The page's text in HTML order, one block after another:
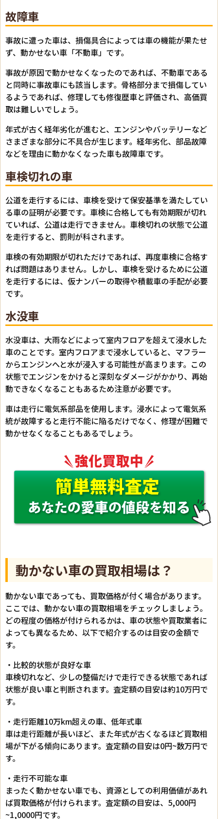
故障車
事故に遭った車は、損傷具合によっては車の機能が果たせ
ず、動かせない車「不動車」です。
事故が原因で動かせなくなったのであれば、不動車である
と同時に事故車にも該当します。骨格部分まで損傷してい
るようであれば、修理しても修復歴車と評価され、高価買
取は難しいでしょう。
年式が古く経年劣化が進むと、エンジンやバッテリーなど
さまざまな部分に不具合が生じます。経年劣化、部品故障
などを理由に動かなくなった車も故障車です。
車検切れの車
公道を走行するには、車検を受けて保安基準を満たしてい
る車の証明が必要です。車検に合格しても有効期限が切れ
ていれば、公道は走行できません。車検切れの状態で公道
を走行すると、罰則が科されます。
車検の有効期限が切れただけであれば、再度車検に合格す
れば問題はありません。しかし、車検を受けるために公道
を走行するには、仮ナンバーの取得や積載車の手配が必要
です。
水没車
水没車は、大雨などによって室内フロアを超えて浸水した
車のことです。室内フロアまで浸水していると、マフラー
からエンジンへと水が浸入する可能性が高まります。この
状態でエンジンをかけると深刻なダメージがかかり、再始
動できなくなることもあるため注意が必要です。
車は走行に電気系部品を使用します。浸水によって電気系
統が故障すると走行不能に陥るだけでなく、修理が困難で
動かせなくなることもあるでしょう。
動かない車の買取相場は？
動かない車であっても、買取価格が付く場合があります。
ここでは、動かない車の買取相場をチェックしましょう。
どの程度の価格が付けられるかは、車の状態や買取業者に
よっても異なるため、以下で紹介するのは目安の金額で
す。
・比較的状態が良好な車
車検切れなど、少しの整備だけで走行できる状態であれば
状態が良い車と判断されます。査定額の目安は約10万円で
す。
・走行距離10万km超えの車、低年式車
車は走行距離が長いほど、また年式が古くなるほど買取相
場が下がる傾向にあります。査定額の目安は0円~数万円で
す。
・走行不可能な車
まったく動かせない車でも、資源としての利用価値があれ
ば買取価格が付けられます。査定額の目安は、5,000円
~1,0000円です。